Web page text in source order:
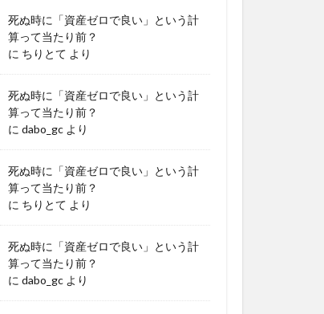
死ぬ時に「資産ゼロで良い」という計
算って当たり前？
に ちりとて より
死ぬ時に「資産ゼロで良い」という計
算って当たり前？
に dabo_gc より
死ぬ時に「資産ゼロで良い」という計
算って当たり前？
に ちりとて より
死ぬ時に「資産ゼロで良い」という計
算って当たり前？
に dabo_gc より